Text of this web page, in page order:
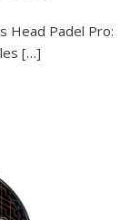
Head Padel Pro:
[…]